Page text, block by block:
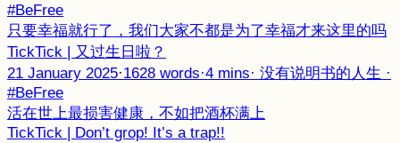
#BeFree
只要幸福就行了，我们大家不都是为了幸福才来这里的吗
TickTick | 又过生日啦？
21 January 2025·1628 words·4 mins· 没有说明书的人生 ·
#BeFree
活在世上最损害健康，不如把酒杯满上
TickTick | Don’t grop! It’s a trap!!